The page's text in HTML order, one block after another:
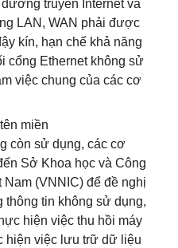
truyền Internet và
LAN, WAN phải được
kín, hạn chế khả năng
cổng Ethernet không sử
việc chung của các cơ
miền
còn sử dụng, các cơ
Sở Khoa học và Công
Nam (VNNIC) để đề nghị
thông tin không sử dụng,
hiện việc thu hồi máy
hiện việc lưu trữ dữ liệu